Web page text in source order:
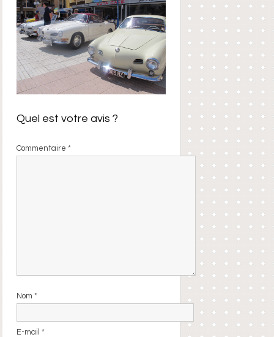
Quel est votre avis ?
Commentaire*
Nom*
E-mail*